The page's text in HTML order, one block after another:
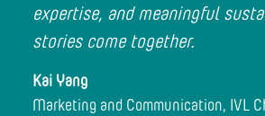
expertise, and meaningful
stories come together.
Kai Yang
Marketing and Communication, IVL